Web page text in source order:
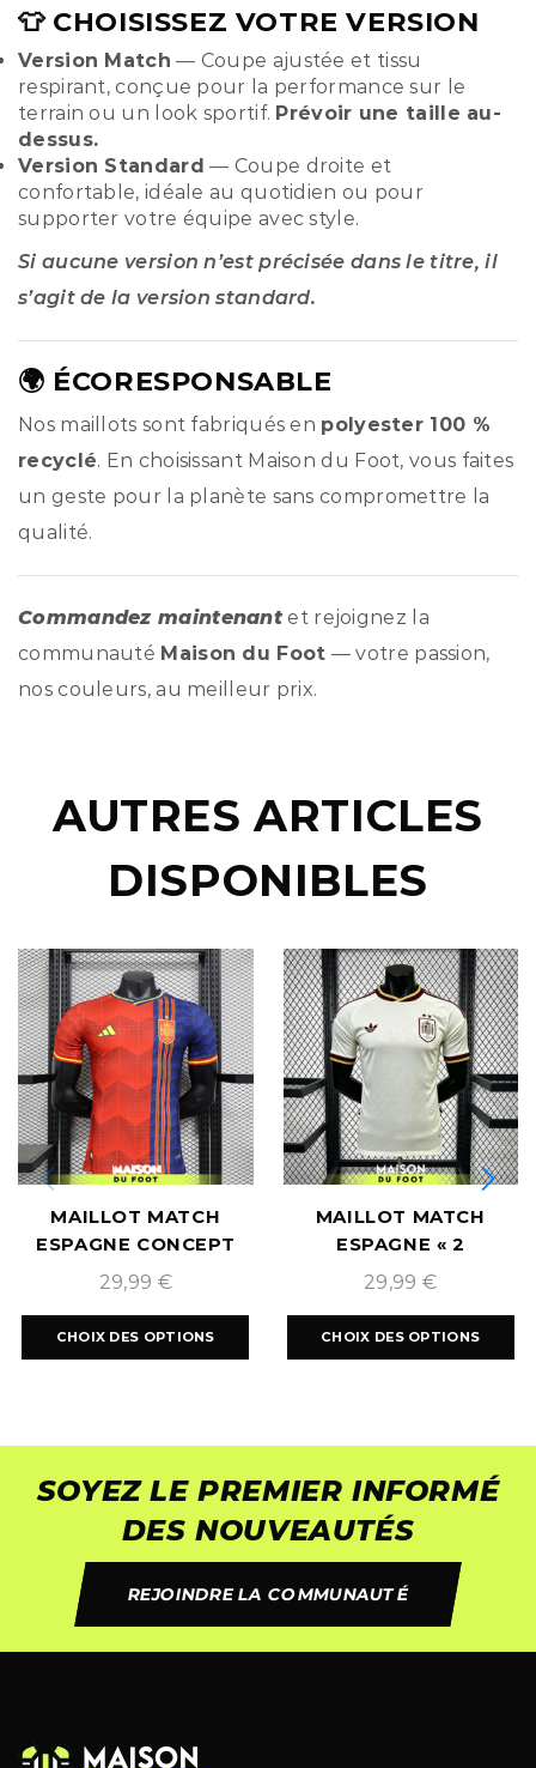
👕 CHOISISSEZ VOTRE VERSION
Version Match — Coupe ajustée et tissu
respirant, conçue pour la performance sur le
terrain ou un look sportif. Prévoir une taille au-
dessus.
Version Standard — Coupe droite et
confortable, idéale au quotidien ou pour
supporter votre équipe avec style.
Si aucune version n’est précisée dans le titre, il
s’agit de la version standard.
🌍 ÉCORESPONSABLE
Nos maillots sont fabriqués en polyester 100 %
recyclé. En choisissant Maison du Foot, vous faites
un geste pour la planète sans compromettre la
qualité.
Commandez maintenant et rejoignez la
communauté Maison du Foot — votre passion,
nos couleurs, au meilleur prix.
AUTRES ARTICLES
DISPONIBLES
MAILLOT MATCH
ESPAGNE CONCEPT
29,99 €
CHOIX DES OPTIONS
MAILLOT MATCH
ESPAGNE « 2
ÉTOILES » EXTÉRIEUR
2026
29,99 €
CHOIX DES OPTIONS
SOYEZ LE PREMIER INFORMÉ
DES NOUVEAUTÉS
REJOINDRE LA COMMUNAUTÉ